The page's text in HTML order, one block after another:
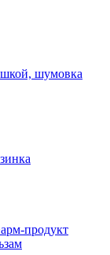
шумовка
продукт